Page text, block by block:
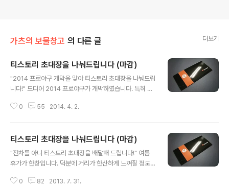
가츠의 보물창고 의 다른 글 더보기
티스토리 초대장을 나눠드립니다 (마감)
"2014 프로야구 개막을 맞아 티스토리 초대장을 나눠드립
니다!" 드디어 2014 프로야구가 개막하였습니다. 특히 올
치열한 페넌트레이스가 펼쳐질 듯합니다. 문제는 프로야구
팬 와이프님이 있잖아요. 그녀의 신들린 티켓팅으로 덕분
에 이번 주말은 야구장에서 폭풍 응원을 하며 즐거운 시간
을 보낼 수 있게 되었습니다. 이에 기쁜 마음을 주체할 수
주옥같은 이야기를 들려 주세요. 센스없게 선착순 이런 거
0 55 2014. 4. 2.
티스토리 초대장을 나눠드립니다 (마감)
"전차를 아니 티스토리 초대장을 배달해 드립니다!" 여름
휴가가 한창입니다. 덕분에 거리가 한산하게 느껴질 정도
한 군인들이 있어 덩달아 저도 바빠졌네요. 오늘은 저처럼
0 82 2013. 7. 31.